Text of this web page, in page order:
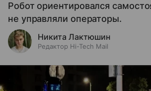
Робот ориентировался
не управляли операторы.
Никита Лактюшин
Редактор Hi-Tech Mail